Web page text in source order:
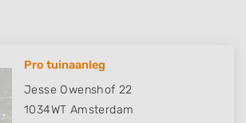
Pro tuinaanleg
Jesse Owenshof 22
1034WT Amsterdam